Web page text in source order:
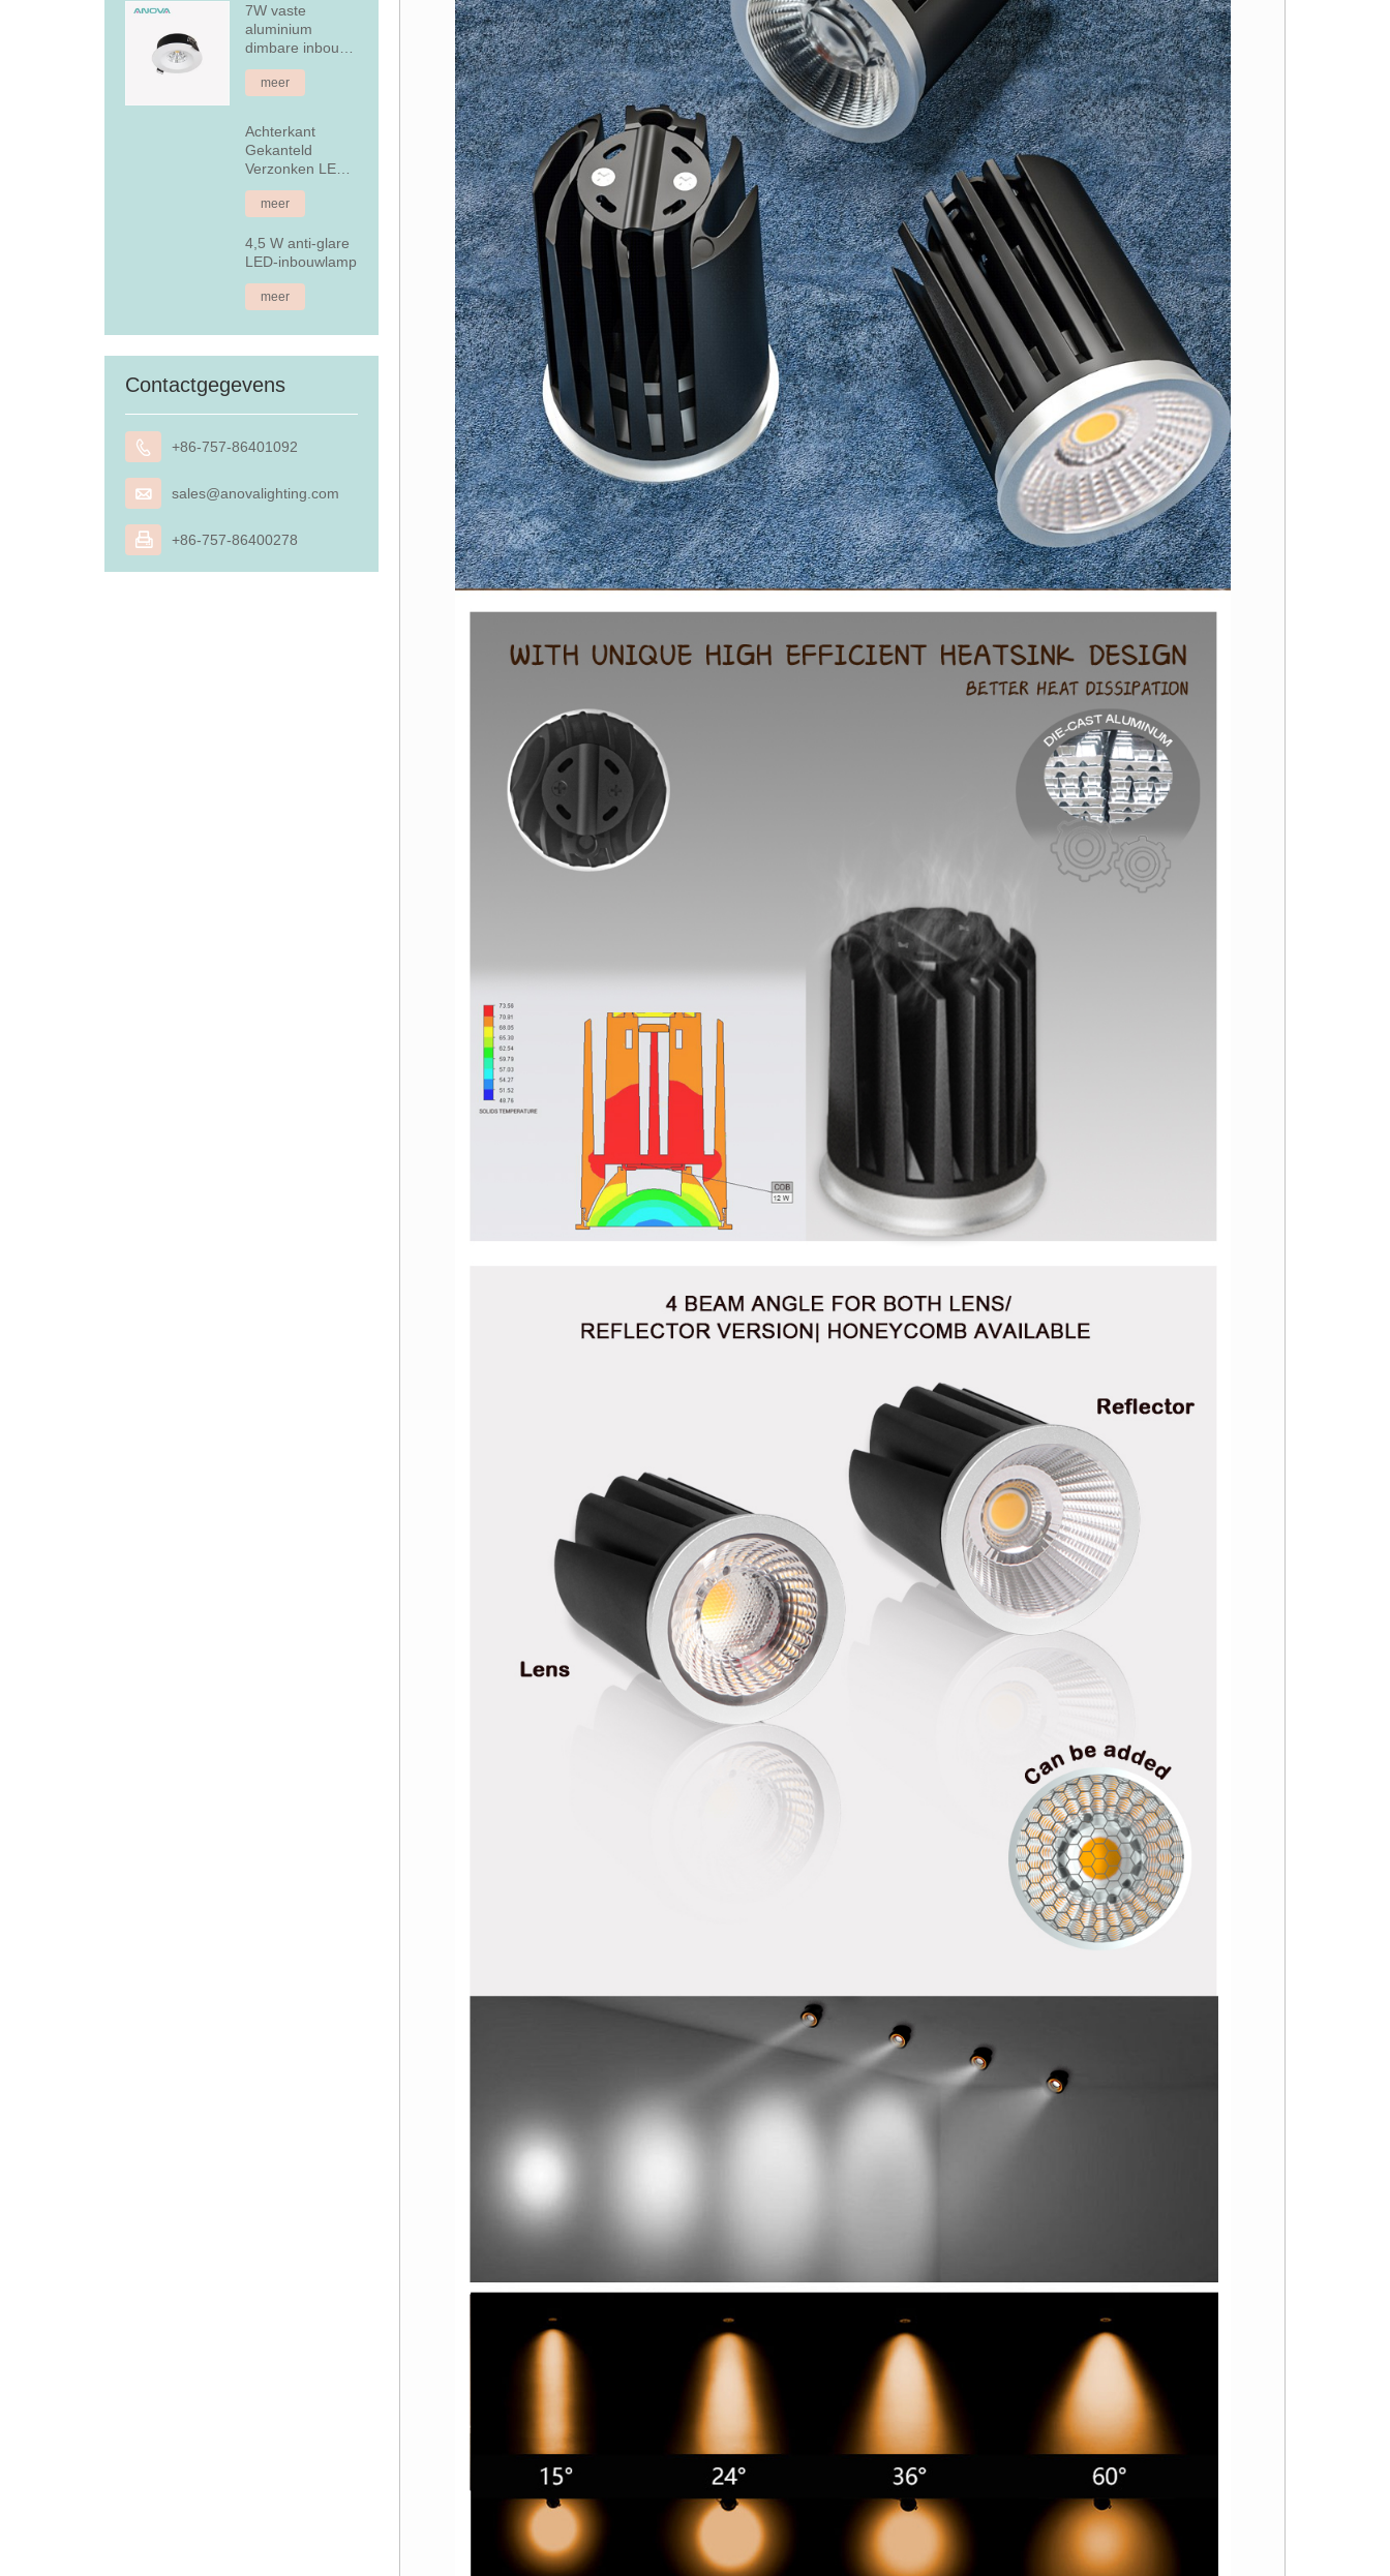
7W vaste
aluminium
dimbare inbouw
LED-downlight
meer
Achterkant
Gekanteld
Verzonken LED-
downlight
meer
4,5 W anti-glare
LED-inbouwlamp
meer
Contactgegevens
 +86-757-86401092
 sales@anovalighting.com
 +86-757-86400278